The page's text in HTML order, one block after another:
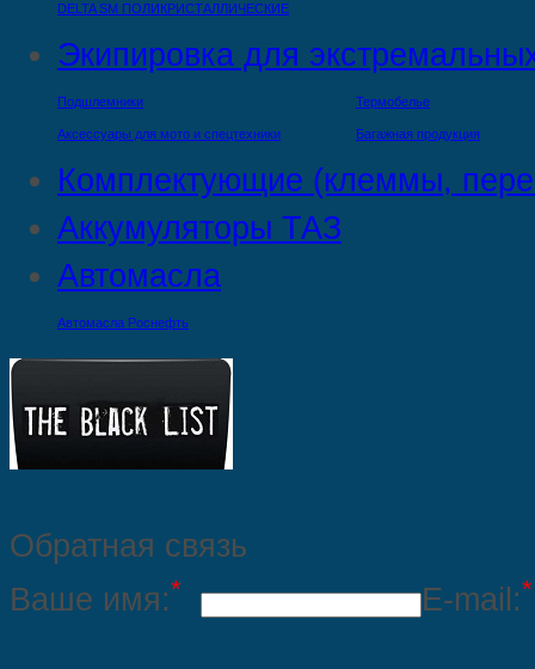
DELTA SM ПОЛИКРИСТАЛЛИЧЕСКИЕ
Экипировка для
Подшлемники
Аксессуары для мото и спецтехники
Термобелье
Багажная продукция
Комплектующие (клеммы,
Аккумуляторы ТАЗ
Автомасла
Автомасла Роснефть
Обратная связь
Ваше имя:* E-mail:*